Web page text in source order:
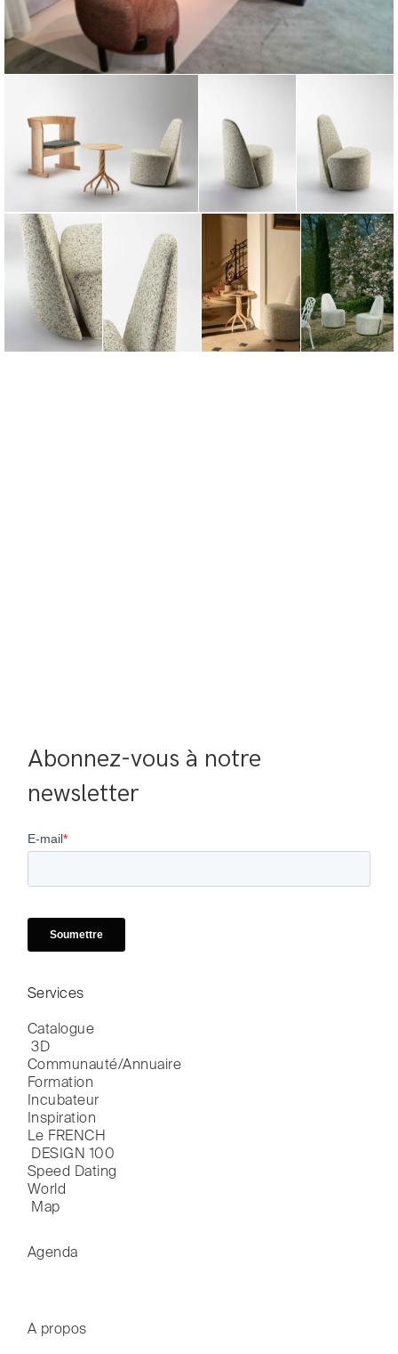
Abonnez-vous à notre
newsletter
Services
Catalogue
3D
Communauté/Annuaire
Formation
Incubateur
Inspiration
Le FRENCH
DESIGN 100
Speed Dating
World
Map
Agenda
A propos